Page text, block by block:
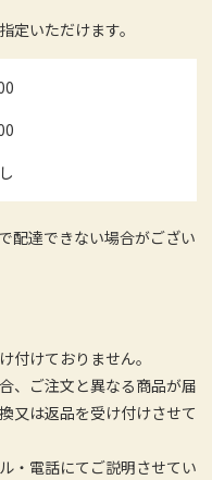
定いただけます。
配達できない場合がござい
付けておりません。
、ご注文と異なる商品が届
又は返品を受け付けさせて
・電話にてご説明させてい